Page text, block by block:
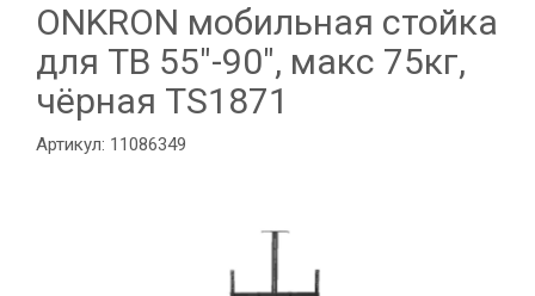
ONKRON мобильная стойка
для ТВ 55"-90", макс 75кг,
чёрная TS1871
Артикул: 11086349